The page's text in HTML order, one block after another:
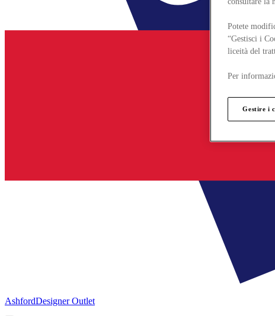
AshfordDesigner Outlet
Potete
“Gestisci i
liceità del
Per
Gestire i